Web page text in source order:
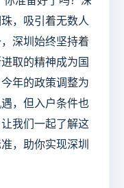
，吸引着无数人
深圳始终坚持着
取的精神成为国
年的政策调整为
，但入户条件也
我们一起了解这
，助你实现深圳